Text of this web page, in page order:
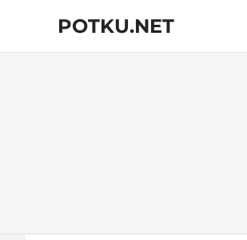
content
POTKU.NET
kamppailulajien